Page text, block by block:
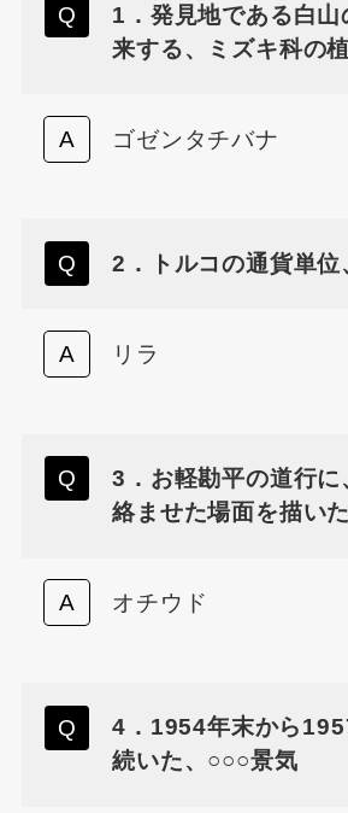
1．発見地である白山
来する、ミズキ科の
ゴゼンタチバナ
2．トルコの通貨単位
リラ
3．お軽勘平の道行に
絡ませた場面を描い
オチウド
4．1954年末から
続いた、○○○景気